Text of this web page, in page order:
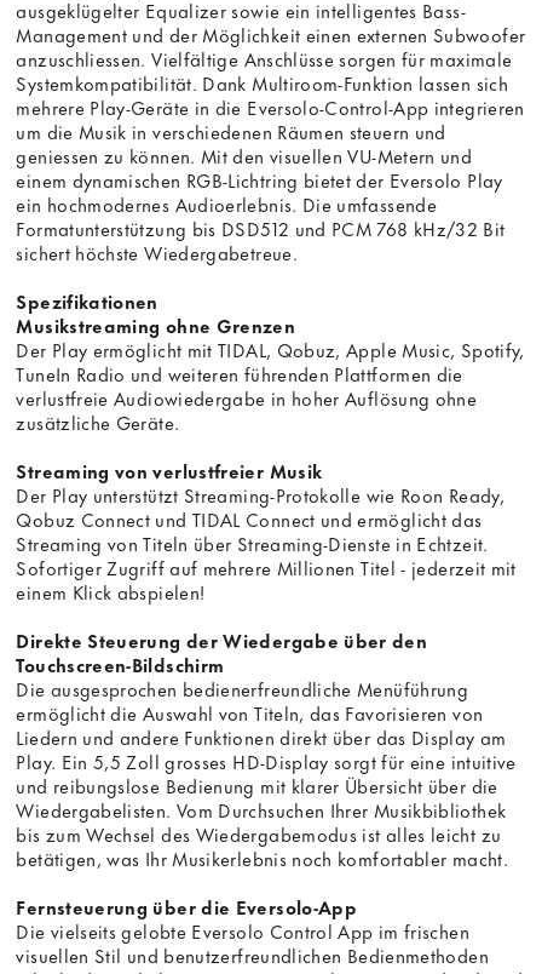
ausgeklügelter Equalizer sowie ein intelligentes Bass-
Management und der Möglichkeit einen externen Subwoofer
anzuschliessen. Vielfältige Anschlüsse sorgen für maximale
Systemkompatibilität. Dank Multiroom-Funktion lassen sich
mehrere Play-Geräte in die Eversolo-Control-App integrieren
um die Musik in verschiedenen Räumen steuern und
geniessen zu können. Mit den visuellen VU-Metern und
einem dynamischen RGB-Lichtring bietet der Eversolo Play
ein hochmodernes Audioerlebnis. Die umfassende
Formatunterstützung bis DSD512 und PCM 768 kHz/32 Bit
sichert höchste Wiedergabetreue.
Spezifikationen
Musikstreaming ohne Grenzen
Der Play ermöglicht mit TIDAL, Qobuz, Apple Music, Spotify,
TuneIn Radio und weiteren führenden Plattformen die
verlustfreie Audiowiedergabe in hoher Auflösung ohne
zusätzliche Geräte.
Streaming von verlustfreier Musik
Der Play unterstützt Streaming-Protokolle wie Roon Ready,
Qobuz Connect und TIDAL Connect und ermöglicht das
Streaming von Titeln über Streaming-Dienste in Echtzeit.
Sofortiger Zugriff auf mehrere Millionen Titel - jederzeit mit
einem Klick abspielen!
Direkte Steuerung der Wiedergabe über den
Touchscreen-Bildschirm
Die ausgesprochen bedienerfreundliche Menüführung
ermöglicht die Auswahl von Titeln, das Favorisieren von
Liedern und andere Funktionen direkt über das Display am
Play. Ein 5,5 Zoll grosses HD-Display sorgt für eine intuitive
und reibungslose Bedienung mit klarer Übersicht über die
Wiedergabelisten. Vom Durchsuchen Ihrer Musikbibliothek
bis zum Wechsel des Wiedergabemodus ist alles leicht zu
betätigen, was Ihr Musikerlebnis noch komfortabler macht.
Fernsteuerung über die Eversolo-App
Die vielseits gelobte Eversolo Control App im frischen
visuellen Stil und benutzerfreundlichen Bedienmethoden